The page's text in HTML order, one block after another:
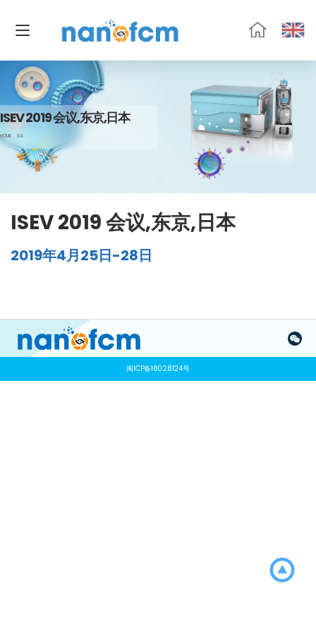
流
ISEV 2019 会议,东京,日本
HOME 04
ISEV 2019 会议,东京,日本
2019年4月25日-28日
闽ICP备18028124号